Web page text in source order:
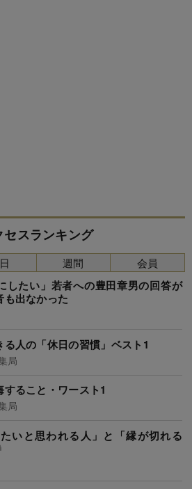
セスランキング
したい」若者への豊田章男の回答が
出なかった
人の「休日の習慣」ベスト1
局
ること・ワースト1
局
いと思われる人」と「縁が切れる
週間 会員